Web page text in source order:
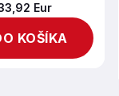
Eur
KOŠÍKA